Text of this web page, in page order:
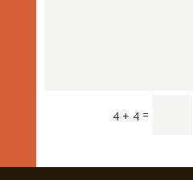
4 + 4 =